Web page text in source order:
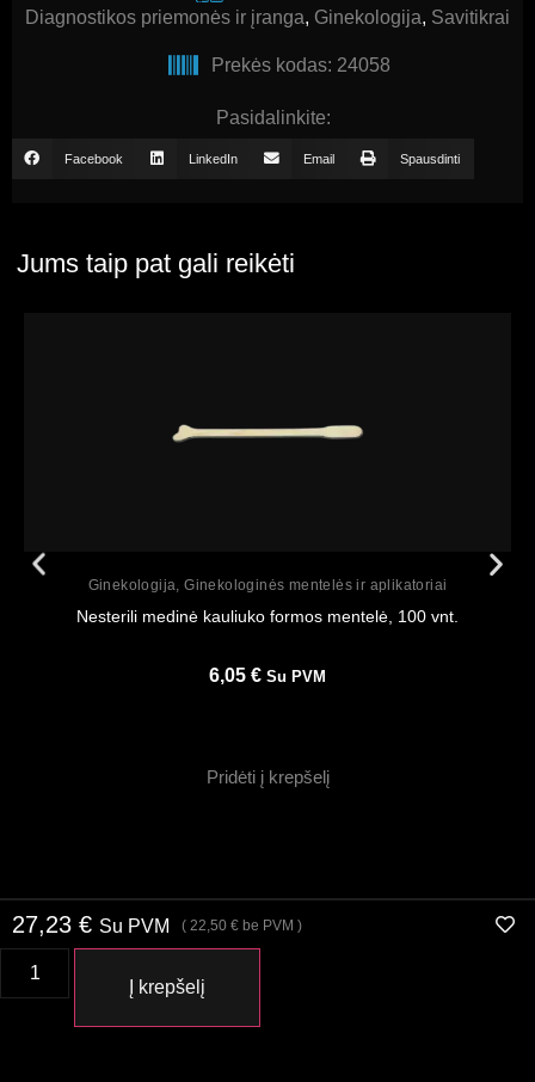
Diagnostikos priemonės ir įranga, Ginekologija, Savitikrai
Prekės kodas: 24058
Pasidalinkite:
Facebook LinkedIn Email Spausdinti
Jums taip pat gali reikėti
Ginekologija ,Ginekologinės mentelės ir aplikatoriai
Nesterili medinė kauliuko formos mentelė, 100 vnt.
6,05 € Su PVM
Pridėti į krepšelį
27,23 € Su PVM ( 22,50 € be PVM )
Į krepšelį